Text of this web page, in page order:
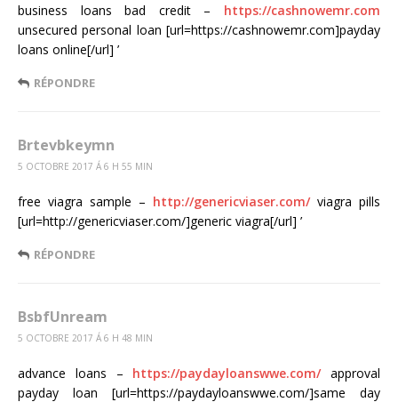
business loans bad credit – https://cashnowemr.com
unsecured personal loan [url=https://cashnowemr.com]payday
loans online[/url] ’
RÉPONDRE
Brtevbkeymn
5 OCTOBRE 2017 Á 6 H 55 MIN
free viagra sample – http://genericviaser.com/viagra pills
[url=http://genericviaser.com/]generic viagra[/url] ’
RÉPONDRE
BsbfUnream
5 OCTOBRE 2017 Á 6 H 48 MIN
advance loans – https://paydayloanswwe.com/approval
payday loan [url=https://paydayloanswwe.com/]same day